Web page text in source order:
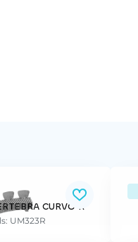
CURVO R
UM323R